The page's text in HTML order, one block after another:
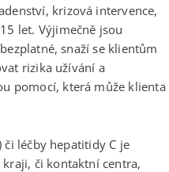
krizová intervence,
let. Výjimečně jsou
snaží se klientům
rizika užívání a
pomocí, která může klienta
či léčby hepatitidy C je
či kontaktní centra,